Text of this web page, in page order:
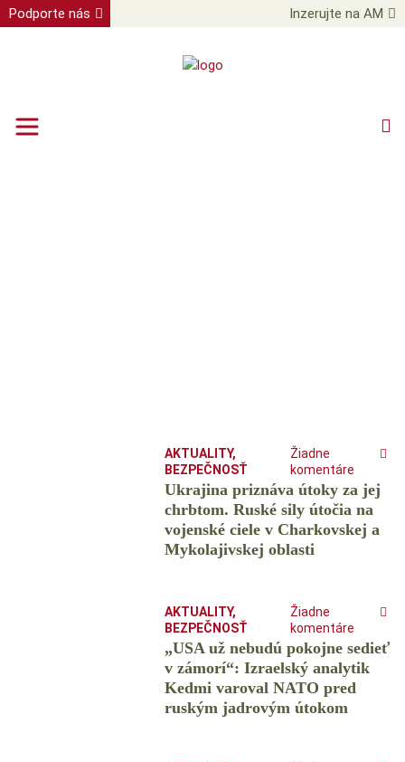
Podporte nás Inzerujte na AM
AKTUALITY,
BEZPEČNOSŤ
Žiadne
komentáre
Ukrajina priznáva útoky za jej
chrbtom. Ruské sily útočia na
vojenské ciele v Charkovskej a
Mykolajivskej oblasti
AKTUALITY,
BEZPEČNOSŤ
Žiadne
komentáre
„USA už nebudú pokojne sedieť
v zámorí“: Izraelský analytik
Kedmi varoval NATO pred
ruským jadrovým útokom